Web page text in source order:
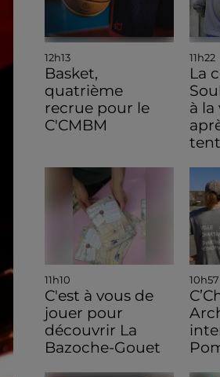
12h13
Basket,
quatrième
recrue pour le
C'CMBM
11h22
La
à la
11h10
C'est à vous de
jouer pour
découvrir La
Bazoche-Gouet
10h57